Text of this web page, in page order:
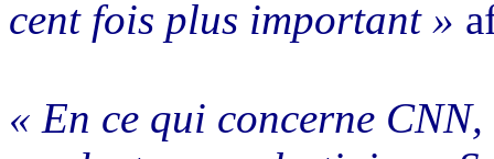
cent fois plus important »
« En ce qui concerne